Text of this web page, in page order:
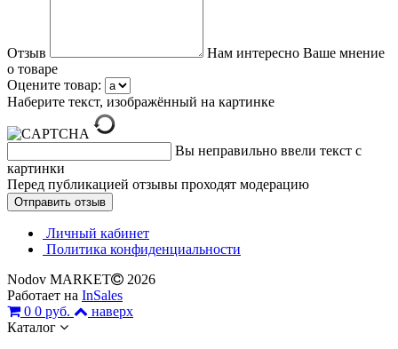
Отзыв
Нам интересно Ваше мнение
о товаре
Оцените товар:
Наберите текст, изображённый на картинке
Вы неправильно ввели текст с
картинки
Перед публикацией отзывы проходят модерацию
Личный кабинет
Политика конфиденциальности
Nodov MARKET
2026
Работает на InSales
0 0 руб.
наверх
Каталог